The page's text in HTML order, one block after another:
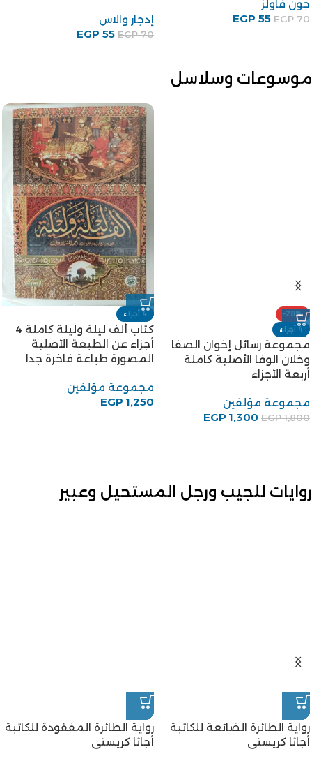
جون فاولز
EGP70
EGP 55 إدجار والاس
EGP70
EGP 55
موسوعات وسلاسل
-28%
4 أجزاء
مجموعة رسائل إخوان الصفا
وخلان الوفا الأصلية كاملة
أربعة الأجزاء
مجموعة مؤلفين
EGP1,800
EGP 1,300
4 أجزاء
كتاب ألف ليلة وليلة كاملة 4
أجزاء عن الطبعة الأصلية
المصورة طباعة فاخرة جدا
مجموعة مؤلفين
EGP 1,250
روايات للجيب ورجل المستحيل وعبير
رواية الطائرة الضائعة للكاتبة
أجاثا كريستى
رواية الطائرة المفقودة للكاتبة
أجاثا كريستى